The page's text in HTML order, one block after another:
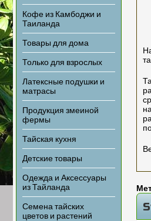
Кофе из Камбоджи и
Таиланда
Товары для дома
Только для взрослых
Латексные подушки и
матрасы
Продукция змеиной
фермы
Тайская кухня
Детские товары
Одежда и Аксессуары
из Тайланда
Семена тайских
цветов и растений